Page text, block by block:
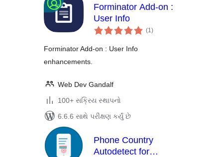
Forminator Add-on :
User Info
(1કુલ
રેટિંગ્સ
)
Forminator Add-on : User Info
enhancements.
Web Dev Gandalf
100+ સક્રિય સ્થાપનો
6.6.6 સાથે પરીક્ષણ કર્યું છે
Phone Country
Autodetect for